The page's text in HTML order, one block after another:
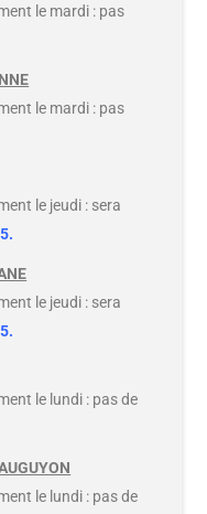
le mardi : pas
le mardi : pas
le jeudi : sera
le jeudi : sera
le lundi : pas de
le lundi : pas de